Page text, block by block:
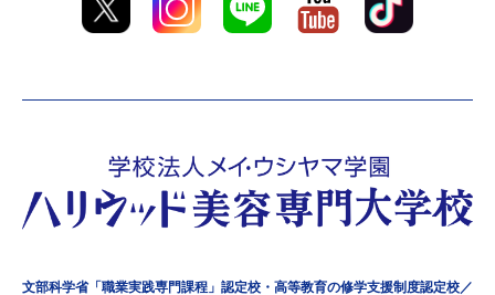
文部科学省「職業実践専門課程」認定校・高等教育の修学支援制度認定校／